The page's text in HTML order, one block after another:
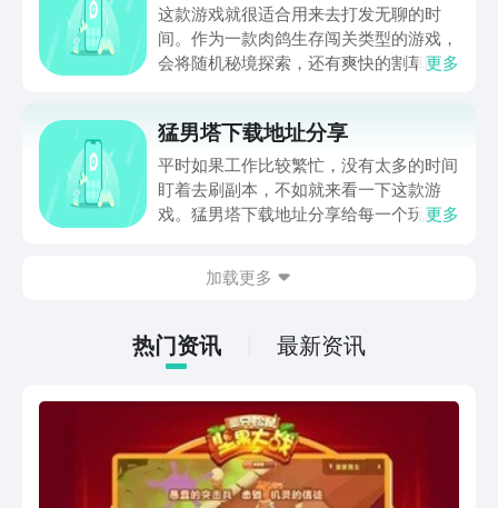
这款游戏就很适合用来去打发无聊的时
间。作为一款肉鸽生存闯关类型的游戏，
会将随机秘境探索，还有爽快的割草闯关
接就可以下载。游戏的上手门槛还是比较
低的，一只手就可以操控，很适合用来去
打发无聊的时间，可玩性真的比较高。
更多
猛男塔下载地址分享
平时如果工作比较繁忙，没有太多的时间
盯着去刷副本，不如就来看一下这款游
戏。猛男塔下载地址分享给每一个玩家，
空余的时间就可以慢慢的养成角色，就很
一下。
更多
加载更多
热门资讯 最新资讯